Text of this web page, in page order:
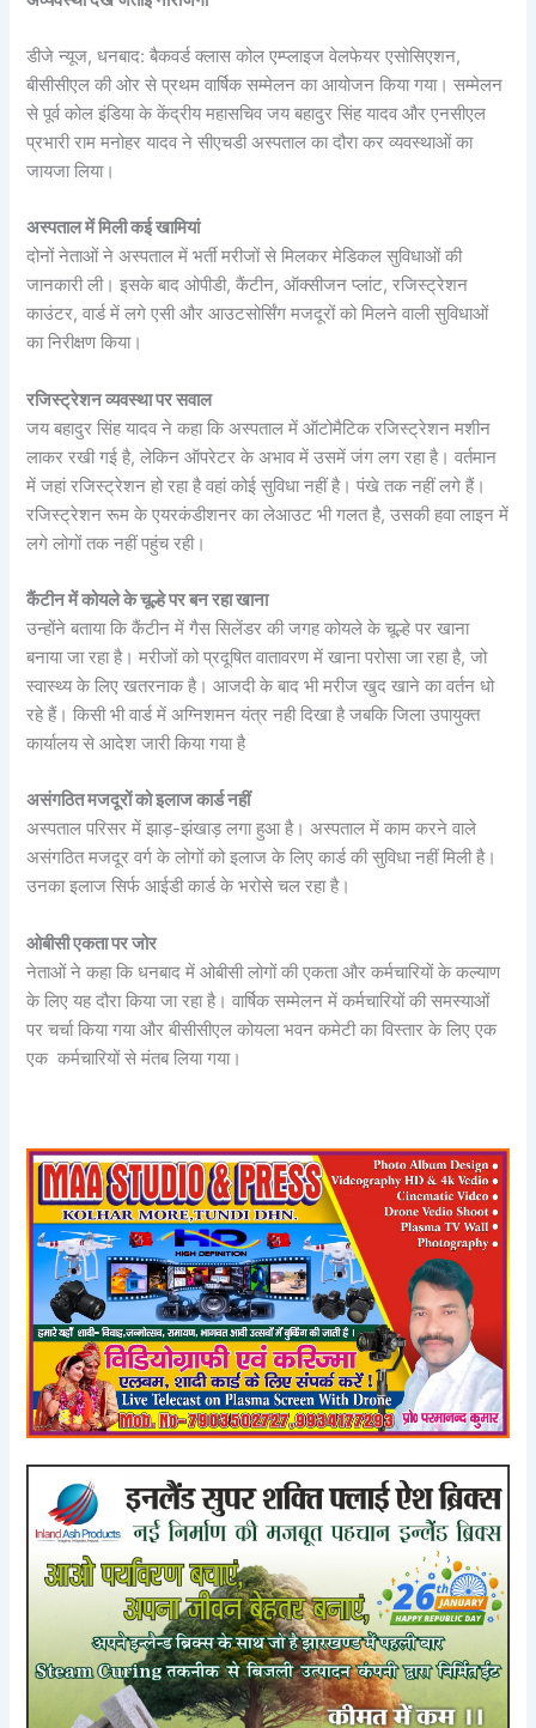
डीजे न्यूज, धनबाद: बैकवर्ड क्लास कोल एम्प्लाइज वेलफेयर एसोसिएशन,
बीसीसीएल की ओर से प्रथम वार्षिक सम्मेलन का आयोजन किया गया। सम्मेलन
से पूर्व कोल इंडिया के केंद्रीय महासचिव जय बहादुर सिंह यादव और एनसीएल
प्रभारी राम मनोहर यादव ने सीएचडी अस्पताल का दौरा कर व्यवस्थाओं का
जायजा लिया।
अस्पताल में मिली कई खामियां
दोनों नेताओं ने अस्पताल में भर्ती मरीजों से मिलकर मेडिकल सुविधाओं की
जानकारी ली। इसके बाद ओपीडी, कैंटीन, ऑक्सीजन प्लांट, रजिस्ट्रेशन
काउंटर, वार्ड में लगे एसी और आउटसोर्सिंग मजदूरों को मिलने वाली सुविधाओं
का निरीक्षण किया।
रजिस्ट्रेशन व्यवस्था पर सवाल
जय बहादुर सिंह यादव ने कहा कि अस्पताल में ऑटोमैटिक रजिस्ट्रेशन मशीन
लाकर रखी गई है, लेकिन ऑपरेटर के अभाव में उसमें जंग लग रहा है। वर्तमान
में जहां रजिस्ट्रेशन हो रहा है वहां कोई सुविधा नहीं है। पंखे तक नहीं लगे हैं।
रजिस्ट्रेशन रूम के एयरकंडीशनर का लेआउट भी गलत है, उसकी हवा लाइन में
लगे लोगों तक नहीं पहुंच रही।
कैंटीन में कोयले के चूल्हे पर बन रहा खाना
उन्होंने बताया कि कैंटीन में गैस सिलेंडर की जगह कोयले के चूल्हे पर खाना
बनाया जा रहा है। मरीजों को प्रदूषित वातावरण में खाना परोसा जा रहा है, जो
स्वास्थ्य के लिए खतरनाक है। आजदी के बाद भी मरीज खुद खाने का वर्तन धो
रहे हैं। किसी भी वार्ड में अग्निशमन यंत्र नही दिखा है जबकि जिला उपायुक्त
कार्यालय से आदेश जारी किया गया है
असंगठित मजदूरों को इलाज कार्ड नहीं
अस्पताल परिसर में झाड़-झंखाड़ लगा हुआ है। अस्पताल में काम करने वाले
असंगठित मजदूर वर्ग के लोगों को इलाज के लिए कार्ड की सुविधा नहीं मिली है।
उनका इलाज सिर्फ आईडी कार्ड के भरोसे चल रहा है।
ओबीसी एकता पर जोर
नेताओं ने कहा कि धनबाद में ओबीसी लोगों की एकता और कर्मचारियों के कल्याण
के लिए यह दौरा किया जा रहा है। वार्षिक सम्मेलन में कर्मचारियों की समस्याओं
पर चर्चा किया गया और बीसीसीएल कोयला भवन कमेटी का विस्तार के लिए एक
एक कर्मचारियों से मंतब लिया गया।